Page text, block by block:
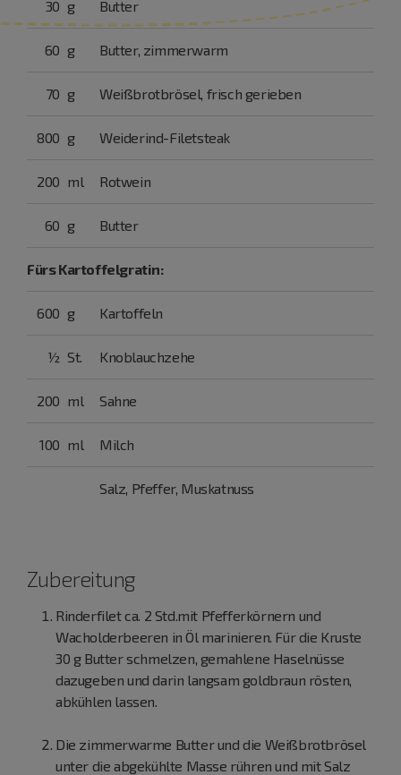
30 g Butter
60 g Butter, zimmerwarm
70 g Weißbrotbrösel, frisch gerieben
800 g Weiderind-Filetsteak
200 ml Rotwein
60 g Butter
Fürs Kartoffelgratin:
600 g Kartoffeln
½ St. Knoblauchzehe
200 ml Sahne
100 ml Milch
Salz, Pfeffer, Muskatnuss
Zubereitung
Rinderfilet ca. 2 Std.mit Pfefferkörnern und
Wacholderbeeren in Öl marinieren. Für die Kruste
30 g Butter schmelzen, gemahlene Haselnüsse
dazugeben und darin langsam goldbraun rösten,
abkühlen lassen.
Die zimmerwarme Butter und die Weißbrotbrösel
unter die abgekühlte Masse rühren und mit Salz